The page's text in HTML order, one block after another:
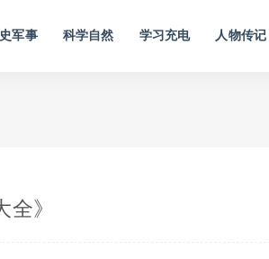
军事 科学自然 学习充电 人物传记
全》